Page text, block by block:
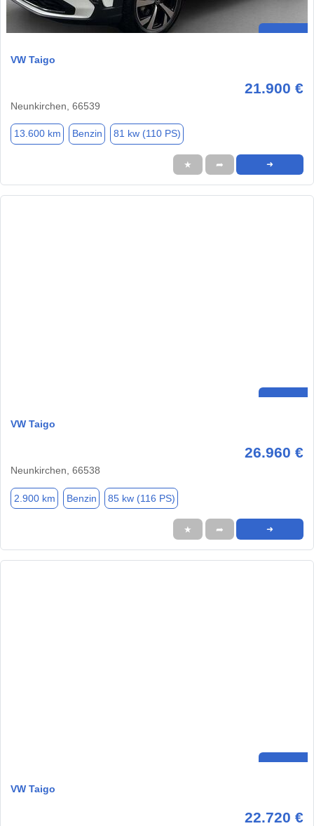
VW Taigo
21.900 €
Neunkirchen, 66539
13.600 km Benzin 81 kw (110 PS)
★ ➦ ➜
VW Taigo
26.960 €
Neunkirchen, 66538
2.900 km Benzin 85 kw (116 PS)
★ ➦ ➜
VW Taigo
22.720 €